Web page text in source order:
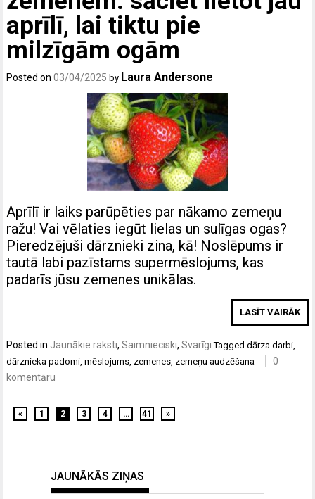
aprīlī, lai tiktu pie
milzīgām ogām
Posted on03/04/2025 by Laura Andersone
Aprīlī ir laiks parūpēties par nākamo zemeņu
ražu! Vai vēlaties iegūt lielas un sulīgas ogas?
Pieredzējuši dārznieki zina, kā! Noslēpums ir
tautā labi pazīstams supermēslojums, kas
padarīs jūsu zemenes unikālas.
LASĪT VAIRĀK
Posted in Jaunākie raksti,Saimnieciski,Svarīgi Taggeddārza darbi
dārznieka padomi ,mēslojums zemenes zemeņu audzēšana
0
komentāru
« 1 2 3 4 … 41 »
JAUNĀKĀS ZIŅAS